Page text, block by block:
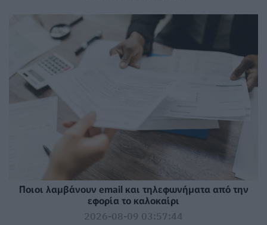
Ποιοι λαμβάνουν email και τηλεφωνήματα από την
εφορία το καλοκαίρι
2026-08-09 03:57:44